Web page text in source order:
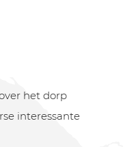
het dorp
interessante